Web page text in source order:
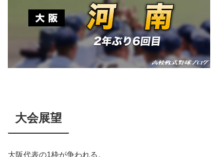
大会展望
大阪代表の1枠が争われる。